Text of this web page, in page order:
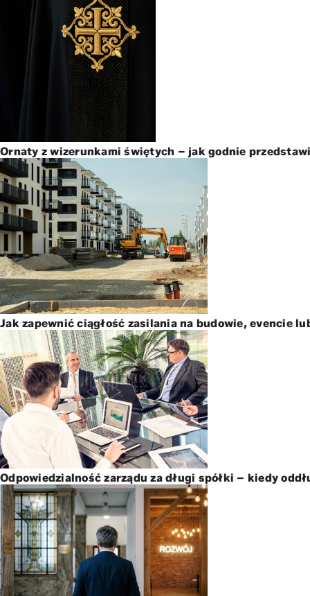
Ornaty z wizerunkami świętych – jak godnie
Jak zapewnić ciągłość zasilania na budowie, evencie
Odpowiedzialność zarządu za długi spółki – kiedy